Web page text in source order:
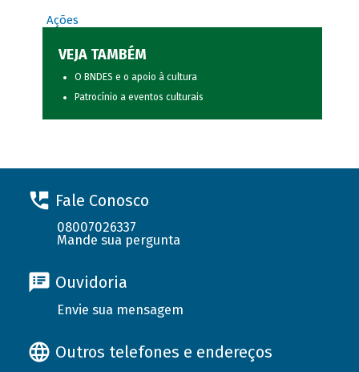
Ações
VEJA TAMBÉM
O BNDES e o apoio à cultura
Patrocínio a eventos culturais
Fale Conosco
08007026337
Mande sua pergunta
Ouvidoria
Envie sua mensagem
Outros telefones e endereços